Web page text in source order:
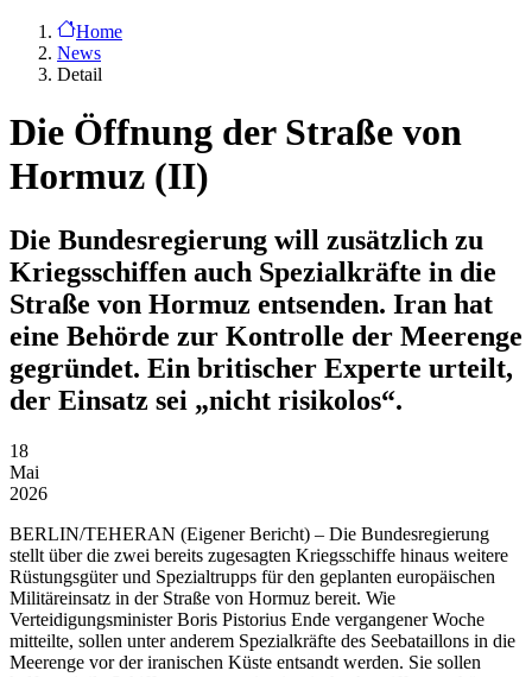
Home
News
Detail
Die Öffnung der Straße von
Hormuz (II)
Die Bundesregierung will zusätzlich zu
Kriegsschiffen auch Spezialkräfte in die
Straße von Hormuz entsenden. Iran hat
eine Behörde zur Kontrolle der Meerenge
gegründet. Ein britischer Experte urteilt,
der Einsatz sei „nicht risikolos“.
18
Mai
2026
BERLIN/TEHERAN (Eigener Bericht) – Die Bundesregierung
stellt über die zwei bereits zugesagten Kriegsschiffe hinaus weitere
Rüstungsgüter und Spezialtrupps für den geplanten europäischen
Militäreinsatz in der Straße von Hormuz bereit. Wie
Verteidigungsminister Boris Pistorius Ende vergangener Woche
mitteilte, sollen unter anderem Spezialkräfte des Seebataillons in die
Meerenge vor der iranischen Küste entsandt werden. Sie sollen